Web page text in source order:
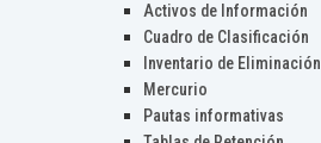
Activos de Información
Cuadro de Clasificación
Inventario de Eliminación
Mercurio
Pautas informativas